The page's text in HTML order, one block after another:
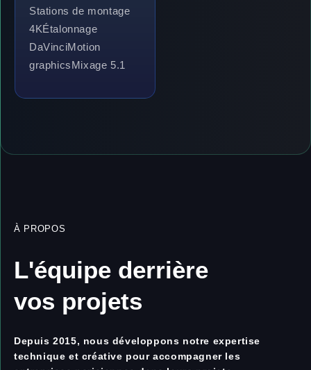
Stations de montage
4KÉtalonnage
DaVinciMotion
graphicsMixage 5.1
À PROPOS
L'équipe derrière
vos projets
Depuis 2015, nous développons notre expertise
technique et créative pour accompagner les